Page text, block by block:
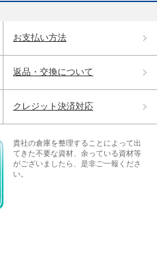
お支払い方法
返品・交換について
クレジット決済対応
貴社の倉庫を整理することによって出
てきた不要な資材、余っている資材等
がございましたら、是非ご一報くださ
い。